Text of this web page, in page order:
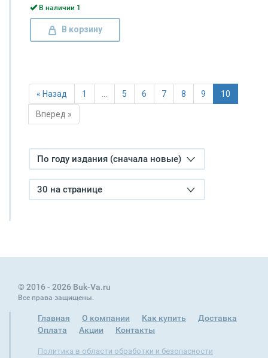
В наличии 1
В корзину
« Назад 1 … 5 6 7 8 9 10
Вперед »
По году издания (сначала новые)
30 на странице
© 2016 - 2026 Buk-Va.ru
Все права защищены.
Главная О компании Как купить
Доставка
Оплата
Акции Контакты
Политика в области обработки и безопасности